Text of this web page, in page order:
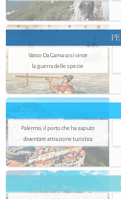
Vasco Da Gama così vince
la guerra delle spezie
Palermo, il porto che ha saputo
diventare attrazione turistica